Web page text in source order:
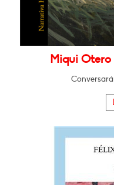
Miqui Otero